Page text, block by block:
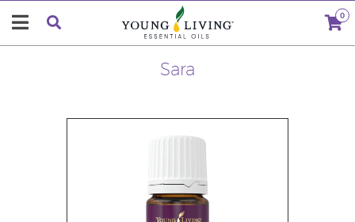
0
Sara